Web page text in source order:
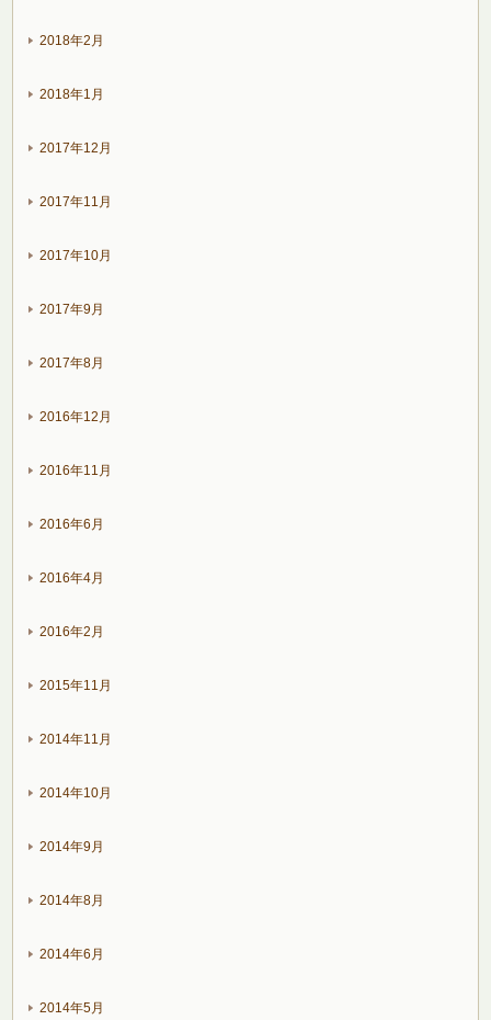
2018年2月
2018年1月
2017年12月
2017年11月
2017年10月
2017年9月
2017年8月
2016年12月
2016年11月
2016年6月
2016年4月
2016年2月
2015年11月
2014年11月
2014年10月
2014年9月
2014年8月
2014年6月
2014年5月